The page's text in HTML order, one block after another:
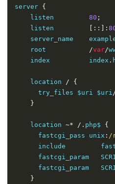
server {
    listen
80 ;
    listen
[::]:
server_name
    root
/var/
    index          index
.
    location
/
{
      try_files $uri $uri
}
    location
~* /. php$ {
      fastcgi_pass unix
: /
include
fastcgi_param
fastcgi_param
}